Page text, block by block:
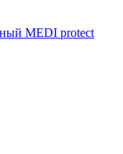
MEDI protect